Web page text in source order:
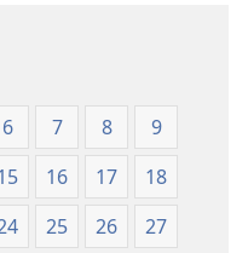
Balaang
Kasulatan
(Gihubad
Gikan
sa
Balaang
Kasulatan
(Gihubad
Gikan
sa
6 7 8
9
16 17
18
25 26
27